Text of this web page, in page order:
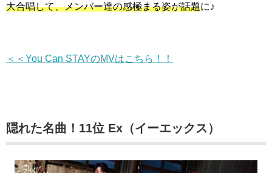
大合唱して、メンバー達の感極まる姿が話題に♪
＜＜You Can STAYのMVはこちら！！
隠れた名曲！11位 Ex（イーエックス）